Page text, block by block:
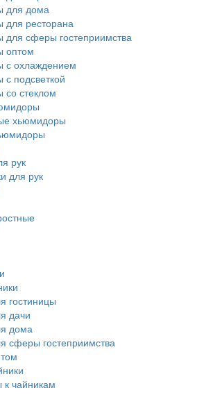
для дома
ресторана
сферы гостеприимства
оптом
с охлаждением
подсветкой
стеклом
хьюмидоры
рук
для рук
гостиницы
дачи
дома
сферы гостеприимства
к чайникам